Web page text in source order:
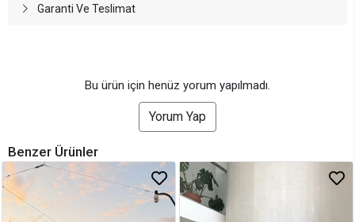
Garanti Ve Teslimat
Bu ürün için henüz yorum yapılmadı.
Yorum Yap
Benzer Ürünler